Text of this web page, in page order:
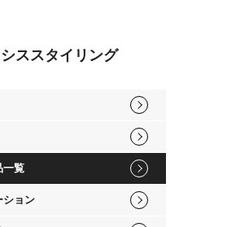
ススタイリング
一覧
ション